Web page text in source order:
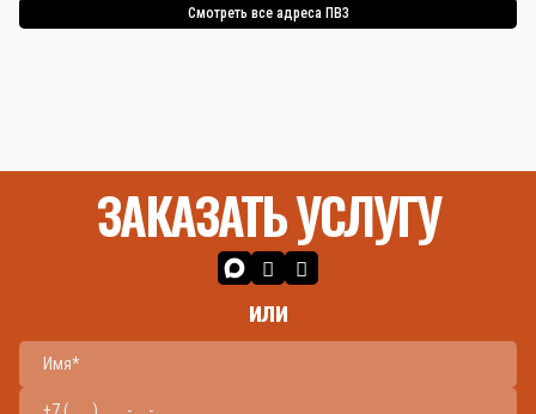
Смотреть все адреса ПВЗ
ЗАКАЗАТЬ УСЛУГУ
или